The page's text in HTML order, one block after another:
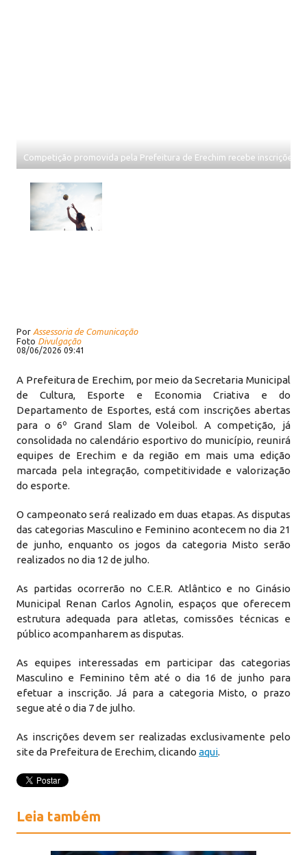
Competição promovida pela Prefeitura de Erechim recebe inscrições
Por Assessoria de Comunicação
Foto Divulgação
08/06/2026 09:41
A Prefeitura de Erechim, por meio da Secretaria Municipal
de Cultura, Esporte e Economia Criativa e do
Departamento de Esportes, está com inscrições abertas
para o 6º Grand Slam de Voleibol. A competição, já
consolidada no calendário esportivo do município, reunirá
equipes de Erechim e da região em mais uma edição
marcada pela integração, competitividade e valorização
do esporte.
O campeonato será realizado em duas etapas. As disputas
das categorias Masculino e Feminino acontecem no dia 21
de junho, enquanto os jogos da categoria Misto serão
realizados no dia 12 de julho.
As partidas ocorrerão no C.E.R. Atlântico e no Ginásio
Municipal Renan Carlos Agnolin, espaços que oferecem
estrutura adequada para atletas, comissões técnicas e
público acompanharem as disputas.
As equipes interessadas em participar das categorias
Masculino e Feminino têm até o dia 16 de junho para
efetuar a inscrição. Já para a categoria Misto, o prazo
segue até o dia 7 de julho.
As inscrições devem ser realizadas exclusivamente pelo
site da Prefeitura de Erechim, clicandoaqui.
Leia também